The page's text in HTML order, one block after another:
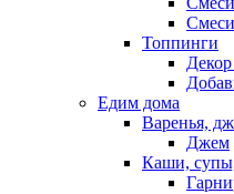
Топпинги
Едим дома
Варенья,
Джем
Каши,